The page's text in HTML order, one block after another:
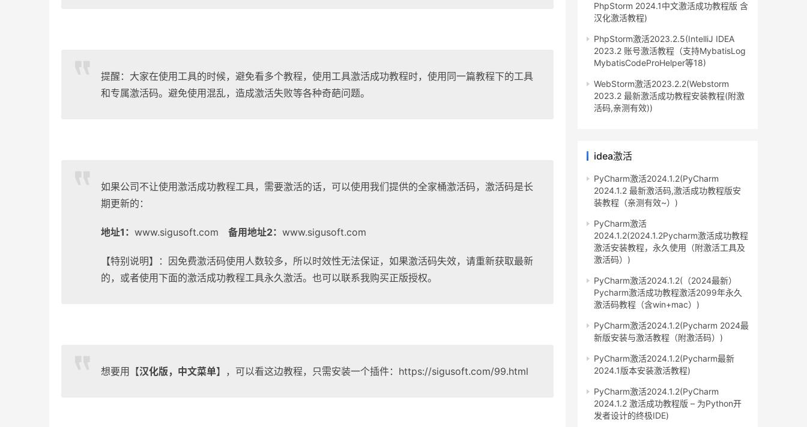
提醒：大家在使用工具的时候，避免看多个教程，使用工具激活成功教程时，使用同一篇教程下的工具
和专属激活码。避免使用混乱，造成激活失败等各种奇葩问题。
如果公司不让使用激活成功教程工具，需要激活的话，可以使用我们提供的全家桶激活码，激活码是长
期更新的：
地址1： www.sigusoft.com 备用地址2： www.sigusoft.com
【特别说明】：因免费激活码使用人数较多，所以时效性无法保证，如果激活码失效，请重新获取最新
的，或者使用下面的激活成功教程工具永久激活。也可以联系我购买正版授权。
想要用【汉化版，中文菜单】，可以看这边教程，只需安装一个插件：https://sigusoft.com/99.html
PhpStorm 2024.1中文激活成功教程版 含
汉化激活教程)
PhpStorm激活2023.2.5(IntelliJ IDEA
2023.2 账号激活教程（支持MybatisLog
MybatisCodeProHelper等18)
WebStorm激活2023.2.2(Webstorm
2023.2 最新激活成功教程安装教程(附激
活码,亲测有效))
idea激活
PyCharm激活2024.1.2(PyCharm
2024.1.2 最新激活码,激活成功教程版安
装教程（亲测有效~）)
PyCharm激活
2024.1.2(2024.1.2Pycharm激活成功教程
激活安装教程，永久使用（附激活工具及
激活码）)
PyCharm激活2024.1.2(（2024最新）
Pycharm激活成功教程激活2099年永久
激活码教程（含win+mac）)
PyCharm激活2024.1.2(Pycharm 2024最
新版安装与激活教程（附激活码）)
PyCharm激活2024.1.2(Pycharm最新
2024.1版本安装激活教程)
PyCharm激活2024.1.2(PyCharm
2024.1.2 激活成功教程版 – 为Python开
发者设计的终极IDE)